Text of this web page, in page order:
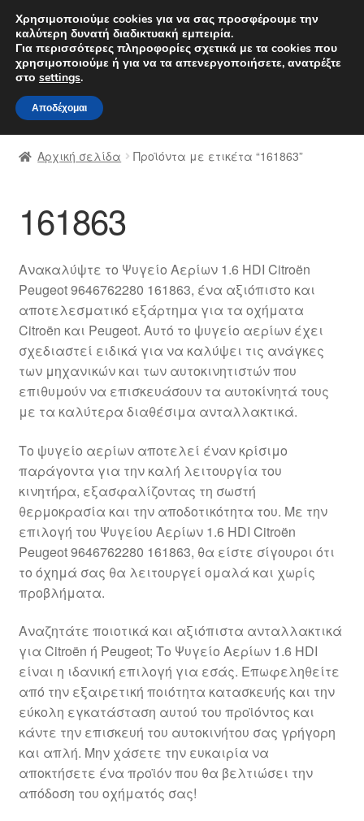
ΑΠΟΣΤΟΛΗ από 7 EUR
Δευτέρα-Παρ. 9 π.μ. - 4 μ.μ.
Απευθείας
μετάβαση
στην
πλοήγηση
Μετάβαση
σε
περιεχόμενο
Αρχική
Διαδικασία Παραπόνων
Επικοινωνία
Μεταφορά
Ο λογαριασμός μου
Ολοκλήρωση αγοράς
Παγκόσμια αποστολή
Παράπονα
πληρωμές
Πολιτική Απορρήτου
Σχετικά με εμάς
Αρχική σελίδα Προϊόντα με ετικέτα “161863”
161863
Ανακαλύψτε το Ψυγείο Αερίων 1.6 HDI Citroën
Peugeot 9646762280 161863, ένα αξιόπιστο και
αποτελεσματικό εξάρτημα για τα οχήματα
Citroën και Peugeot. Αυτό το ψυγείο αερίων έχει
σχεδιαστεί ειδικά για να καλύψει τις ανάγκες
των μηχανικών και των αυτοκινητιστών που
επιθυμούν να επισκευάσουν τα αυτοκίνητά τους
με τα καλύτερα διαθέσιμα ανταλλακτικά.
Το ψυγείο αερίων αποτελεί έναν κρίσιμο
παράγοντα για την καλή λειτουργία του
κινητήρα, εξασφαλίζοντας τη σωστή
θερμοκρασία και την αποδοτικότητα του. Με την
επιλογή του Ψυγείου Αερίων 1.6 HDI Citroën
Peugeot 9646762280 161863, θα είστε σίγουροι ότι
το όχημά σας θα λειτουργεί ομαλά και χωρίς
προβλήματα.
Αναζητάτε ποιοτικά και αξιόπιστα ανταλλακτικά
για Citroën ή Peugeot; Το Ψυγείο Αερίων 1.6 HDI
είναι η ιδανική επιλογή για εσάς. Επωφεληθείτε
από την εξαιρετική ποιότητα κατασκευής και την
εύκολη εγκατάσταση αυτού του προϊόντος και
κάντε την επισκευή του αυτοκινήτου σας γρήγορη
και απλή. Μην χάσετε την ευκαιρία να
αποκτήσετε ένα προϊόν που θα βελτιώσει την
απόδοση του οχήματός σας!
Χρησιμοποιούμε cookies για να σας προσφέρουμε την
καλύτερη δυνατή διαδικτυακή εμπειρία.
Για περισσότερες πληροφορίες σχετικά με τα cookies που
χρησιμοποιούμε ή για να τα απενεργοποιήσετε, ανατρέξτε
στο settings.
Αποδέχομαι